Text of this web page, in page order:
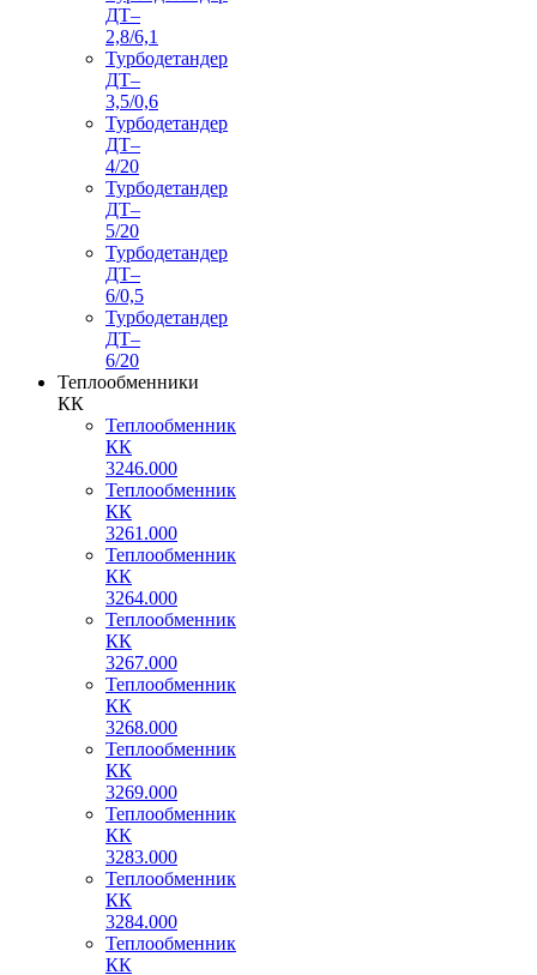
ДТ–
2,8/6,1
Турбодетандер
ДТ–
3,5/0,6
Турбодетандер
ДТ–
4/20
Турбодетандер
ДТ–
5/20
Турбодетандер
ДТ–
6/0,5
Турбодетандер
ДТ–
6/20
Теплообменники
КК
Теплообменник
КК
3246.000
Теплообменник
КК
3261.000
Теплообменник
КК
3264.000
Теплообменник
КК
3267.000
Теплообменник
КК
3268.000
Теплообменник
КК
3269.000
Теплообменник
КК
3283.000
Теплообменник
КК
3284.000
Теплообменник
КК